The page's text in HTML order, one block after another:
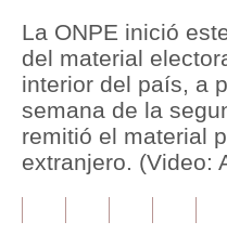
Opinión
Editorial
Pregunta de hoy
La ONPE inició
del material
interior del país, a
semana de la
remitió el material
extranjero. (Video: